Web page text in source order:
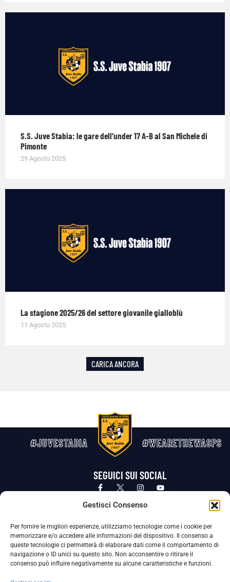
Gestisci Consenso
Per fornire le migliori esperienze, utilizziamo tecnologie come i cookie per
memorizzare e/o accedere alle informazioni del dispositivo. Il consenso a
queste tecnologie ci permetterà di elaborare dati come il comportamento di
navigazione o ID unici su questo sito. Non acconsentire o ritirare il
consenso può influire negativamente su alcune caratteristiche e funzioni.
S.S. Juve Stabia: le gare dell’under 17 A-B al San Michele di
Pimonte
29 Agosto 2025
La stagione 2025/26 del settore giovanile gialloblù
11 Agosto 2025
CARICA ANCORA
#JUVESTABIA #WEARETHEWASPS
SEGUICI SUI SOCIAL
Privacy Policy Cookie Policy
La Società ha nominato il Responsabile della Protezione dei Dati Personali (DPO), figura specializzata che vigila sulle modalità
adottate dalla nostra Società per tutelare i Suoi dati personali.
Per contattare il DPO può scrivere a